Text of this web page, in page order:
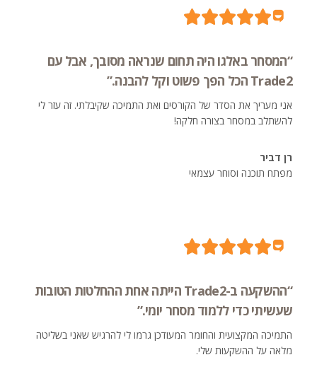
“המסחר באלגו היה תחום שנראה מסובך, אבל עם
Trade2 הכל הפך פשוט וקל להבנה.”
אני מעריך את הסדר של הקורסים ואת התמיכה שקיבלתי. זה עזר לי
להשתלב במסחר בצורה חלקה!
רן דביר
מפתח תוכנה וסוחר עצמאי
“ההשקעה ב-Trade2 הייתה אחת ההחלטות הטובות
שעשיתי כדי ללמוד מסחר יומי.”
התמיכה המקצועית והחומר המעודכן גרמו לי להרגיש שאני בשליטה
מלאה על ההשקעות שלי.